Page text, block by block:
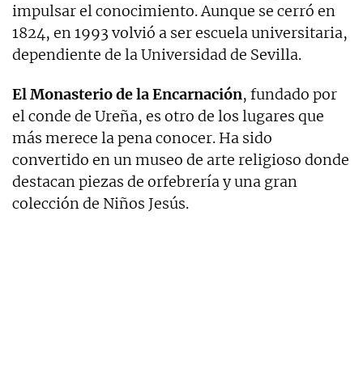
impulsar el conocimiento. Aunque se cerró en
1824, en 1993 volvió a ser escuela universitaria,
dependiente de la Universidad de Sevilla.
El Monasterio de la Encarnación, fundado por
el conde de Ureña, es otro de los lugares que
más merece la pena conocer. Ha sido
convertido en un museo de arte religioso donde
destacan piezas de orfebrería y una gran
colección de Niños Jesús.